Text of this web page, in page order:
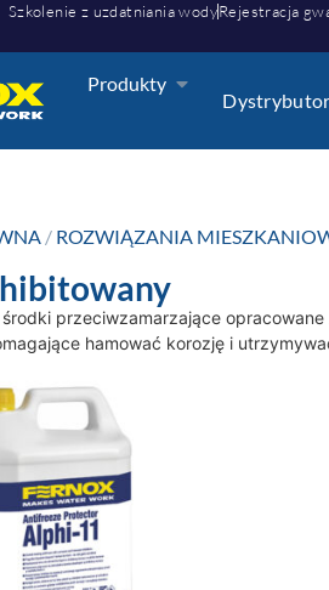
Szkolenie z uzdatniania wodyRejestracja
Produkty
/ ROZWIĄZANIA
przeciwzamarzające
hamować korozję i